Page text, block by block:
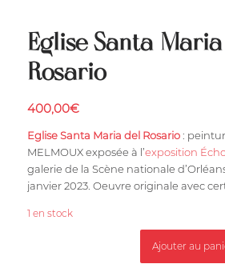
Eglise Santa
Rosario
400,00€
Eglise Santa Maria del Rosario:
MELMOUX exposée à l’exposition
galerie de la Scène nationale
janvier 2023. Oeuvre originale avec
1 en stock
Ajouter au